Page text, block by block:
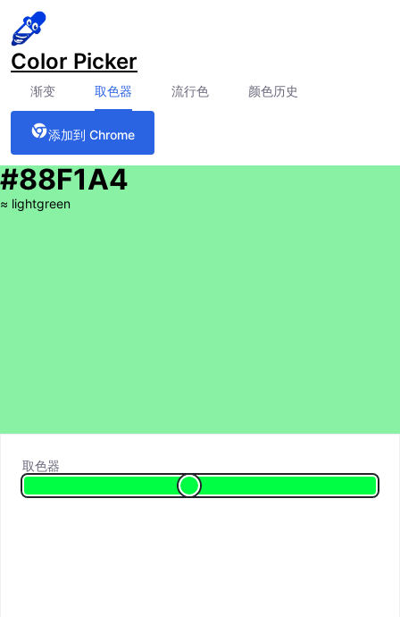
Color Picker
渐变 取色器 流行色 颜色历史
添加到 Chrome
#88F1A4
≈ lightgreen
取色器